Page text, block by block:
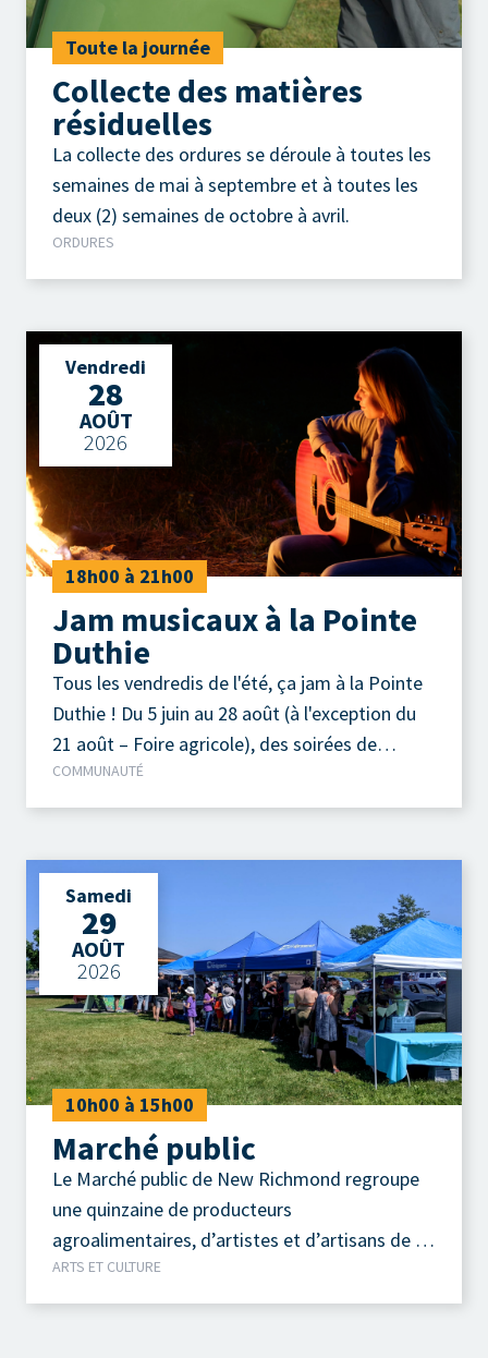
Toute la journée
Collecte des matières
résiduelles
La collecte des ordures se déroule à toutes les
semaines de mai à septembre et à toutes les
deux (2) semaines de octobre à avril.
ORDURES
Vendredi
28
AOÛT
2026
18h00 à 21h00
Jam musicaux à la Pointe
Duthie
Tous les vendredis de l'été, ça jam à la Pointe
Duthie ! Du 5 juin au 28 août (à l'exception du
21 août – Foire agricole), des soirées de
musique acoustique autour d'un feu de camp
sont organisées chaque vendredi soir.
COMMUNAUTÉ
Samedi
29
AOÛT
2026
10h00 à 15h00
Marché public
Le Marché public de New Richmond regroupe
une quinzaine de producteurs
agroalimentaires, d’artistes et d’artisans de la
région.
ARTS ET CULTURE